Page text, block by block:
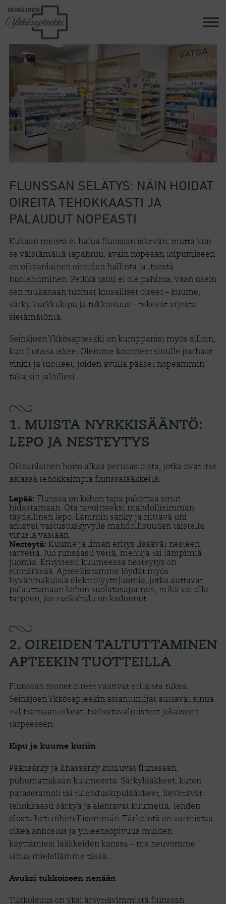
FLUNSSAN SELÄTYS: NÄIN HOIDAT
OIREITA TEHOKKAASTI JA
PALAUDUT NOPEASTI
Kukaan meistä ei halua flunssan iskevän, mutta kun
se väistämättä tapahtuu, avain nopeaan toipumiseen
on oikeanlainen oireiden hallinta ja itsestä
huolehtiminen. Pelkkä tauti ei ole pahinta, vaan usein
sen mukanaan tuomat kiusalliset oireet – kuume,
särky, kurkkukipu ja tukkoisuus – tekevät arjesta
sietämätöntä.
Seinäjoen Ykkösapteekki on kumppanisi myös silloin,
kun flunssa iskee. Olemme koonneet sinulle parhaat
vinkit ja tuotteet, joiden avulla pääset nopeammin
takaisin jaloillesi.
1. MUISTA NYRKKISÄÄNTÖ:
LEPO JA NESTEYTYS
Oikeanlainen hoito alkaa perusasioista, jotka ovat itse
asiassa tehokkaimpia flunssalääkkeitä:
Lepää: Flunssa on kehon tapa pakottaa sinut
hidastamaan. Ota tavoitteeksi mahdollisimman
täydellinen lepo. Lämmin sänky ja riittävä uni
antavat vastustuskyvylle mahdollisuuden taistella
virusta vastaan.
Nesteytä: Kuume ja liman eritys lisäävät nesteen
tarvetta. Juo runsaasti vettä, mehuja tai lämpimiä
juomia. Erityisesti kuumeessa nesteytys on
elintärkeää. Apteekistamme löydät myös
hyvänmakuisia elektrolyyttijuomia, jotka auttavat
palauttamaan kehon suolatasapainon, mikä voi olla
tarpeen, jos ruokahalu on kadonnut.
2. OIREIDEN TALTUTTAMINEN
APTEEKIN TUOTTEILLA
Flunssan monet oireet vaativat erilaista tukea.
Seinäjoen Ykkösapteekin asiantuntijat auttavat sinua
valitsemaan oikeat itsehoitovalmisteet jokaiseen
tarpeeseen:
Kipu ja kuume kuriin
Päänsärky ja lihassärky kuuluvat flunssaan,
puhumattakaan kuumeesta. Särkylääkkeet, kuten
parasetamoli tai tulehduskipulääkkeet, lievittävät
tehokkaasti särkyä ja alentavat kuumetta, tehden
olosta heti inhimillisemmän. Tärkeintä on varmistaa
oikea annostus ja yhteensopivuus muiden
käyttämiesi lääkkeiden kanssa – me neuvomme
sinua mielellämme tässä.
Avuksi tukkoiseen nenään
Tukkoisuus on yksi ärsyttävimmistä flunssan